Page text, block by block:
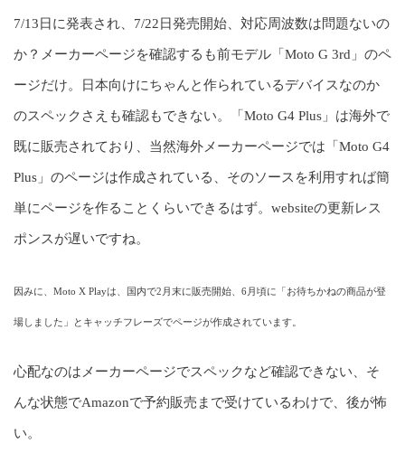
7/13日に発表され、7/22日発売開始、対応周波数は問題ないの
か？メーカーページを確認するも前モデル「Moto G 3rd」のペ
ージだけ。日本向けにちゃんと作られているデバイスなのか
のスペックさえも確認もできない。「Moto G4 Plus」は海外で
既に販売されており、当然海外メーカーページでは「Moto G4
Plus」のページは作成されている、そのソースを利用すれば簡
単にページを作ることくらいできるはず。websiteの更新レス
ポンスが遅いですね。
因みに、Moto X Playは、国内で2月末に販売開始、6月頃に「お待ちかねの商品が登
場しました」とキャッチフレーズでページが作成されています。
心配なのはメーカーページでスペックなど確認できない、そ
んな状態でAmazonで予約販売まで受けているわけで、後が怖
い。